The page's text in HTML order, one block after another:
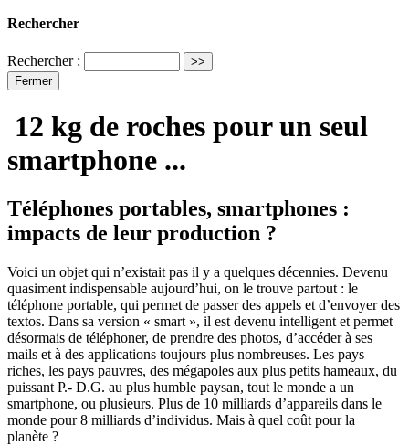
Rechercher
Rechercher :
Fermer
12 kg de roches pour un seul
smartphone ...
Téléphones portables, smartphones :
impacts de leur production ?
Voici un objet qui n’existait pas il y a quelques décennies. Devenu
quasiment indispensable aujourd’hui, on le trouve partout : le
téléphone portable, qui permet de passer des appels et d’envoyer des
textos. Dans sa version « smart », il est devenu intelligent et permet
désormais de téléphoner, de prendre des photos, d’accéder à ses
mails et à des applications toujours plus nombreuses. Les pays
riches, les pays pauvres, des mégapoles aux plus petits hameaux, du
puissant P.- D.G. au plus humble paysan, tout le monde a un
smartphone, ou plusieurs. Plus de 10 milliards d’appareils dans le
monde pour 8 milliards d’individus. Mais à quel coût pour la
planète ?